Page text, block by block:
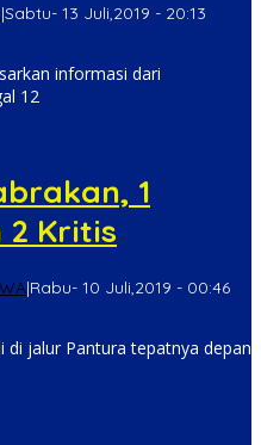
|Sabtu- 13 Juli,2019 - 20:13
informasi dari
12
1
2 Kritis
|Rabu- 10 Juli,2019 - 00:46
di jalur Pantura tepatnya depan